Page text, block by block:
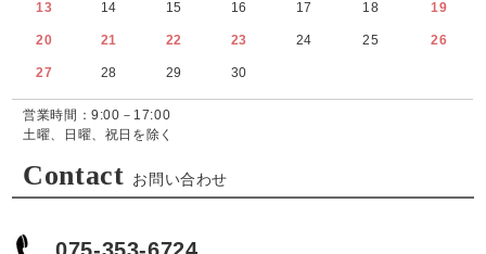
13 14 15 16 17 18 19
20 21 22 23 24 25 26
27 28 29 30
営業時間：9:00－17:00
土曜、日曜、祝日を除く
Contact お問い合わせ